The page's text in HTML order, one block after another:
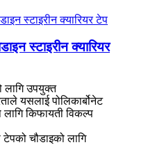
स्टाइरीन क्यारियर
लागि उपयुक्त
यसलाई पोलिकार्बोनेट
लागि किफायती विकल्प
टेपको चौडाइको लागि